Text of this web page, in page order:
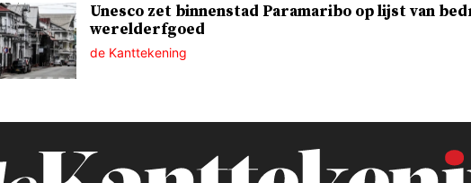
Unesco zet binnenstad Paramaribo op lijst van
werelderfgoed
de Kanttekening